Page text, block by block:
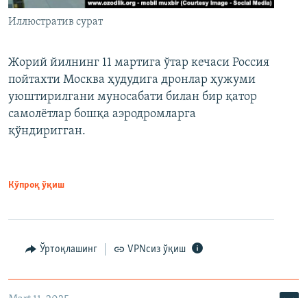
Иллюстратив сурат
Жорий йилнинг 11 мартига ўтар кечаси Россия
пойтахти Москва ҳудудига дронлар ҳужуми
уюштирилгани муносабати билан бир қатор
самолётлар бошқа аэродромларга
қўндиригган.
Кўпроқ ўқиш
Ўртоқлашинг VPNсиз ўқиш